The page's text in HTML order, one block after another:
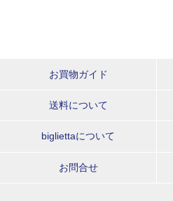
お買物ガイド
送料について
bigliettaについて
お問合せ